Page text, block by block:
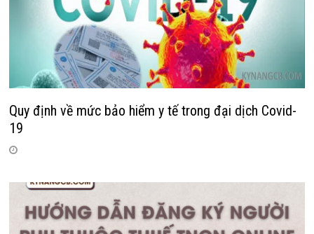
Quy định về mức bảo hiểm y tế trong đại dịch Covid-
19